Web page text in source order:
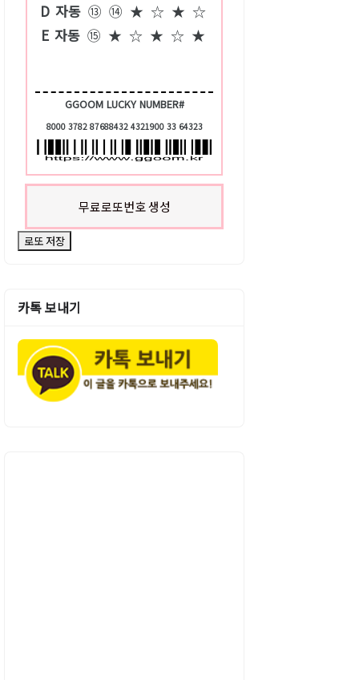
D 자동 ⑬ ⑭ ★ ☆ ★ ☆
E 자동 ⑮ ★ ☆ ★ ☆ ★
GGOOM LUCKY NUMBER#
8000 3782 87688432 4321900 33 64323
무료로또번호 생성
로또 저장
카톡 보내기